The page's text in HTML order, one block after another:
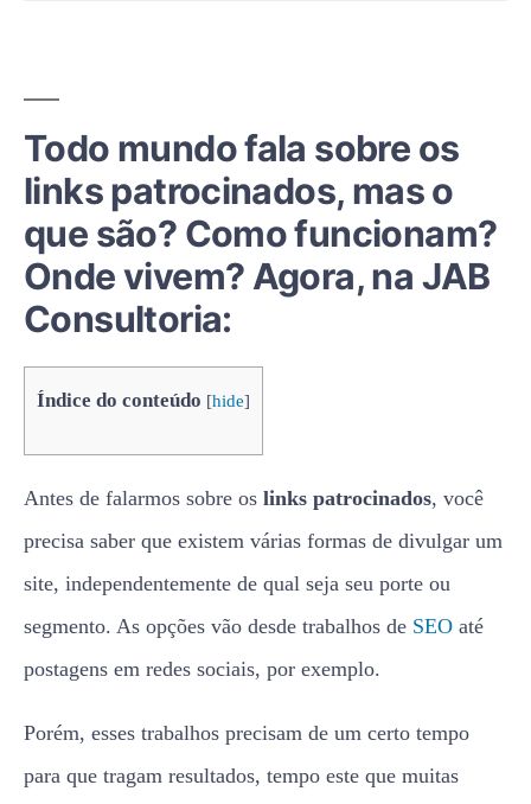
Todo mundo fala sobre os
links patrocinados, mas o
que são? Como funcionam?
Onde vivem? Agora, na JAB
Consultoria:
Índice do conteúdo [hide]
Antes de falarmos sobre os links patrocinados, você
precisa saber que existem várias formas de divulgar um
site, independentemente de qual seja seu porte ou
segmento. As opções vão desde trabalhos de SEO até
postagens em redes sociais, por exemplo.
Porém, esses trabalhos precisam de um certo tempo
para que tragam resultados, tempo este que muitas